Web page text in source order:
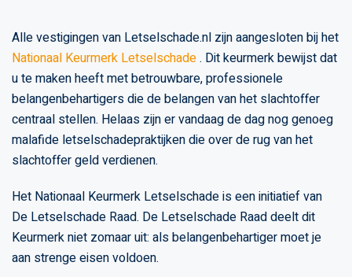
Alle vestigingen van Letselschade.nl zijn aangesloten bij het
Nationaal Keurmerk Letselschade. Dit keurmerk bewijst dat
u te maken heeft met betrouwbare, professionele
belangenbehartigers die de belangen van het slachtoffer
centraal stellen. Helaas zijn er vandaag de dag nog genoeg
malafide letselschadepraktijken die over de rug van het
slachtoffer geld verdienen.
Het Nationaal Keurmerk Letselschade is een initiatief van
De Letselschade Raad. De Letselschade Raad deelt dit
Keurmerk niet zomaar uit: als belangenbehartiger moet je
aan strenge eisen voldoen.